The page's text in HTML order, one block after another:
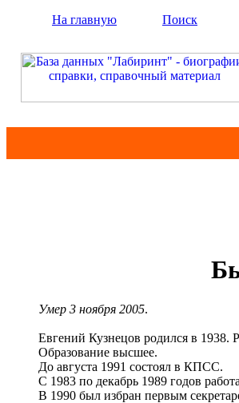
На главную
Поиск
Умер 3 ноября 2005.
Евгений Кузнецов родился в 1938.
Образование высшее.
До августа 1991 состоял в КПСС.
С 1983 по декабрь 1989 годов
В 1990 был избран первым